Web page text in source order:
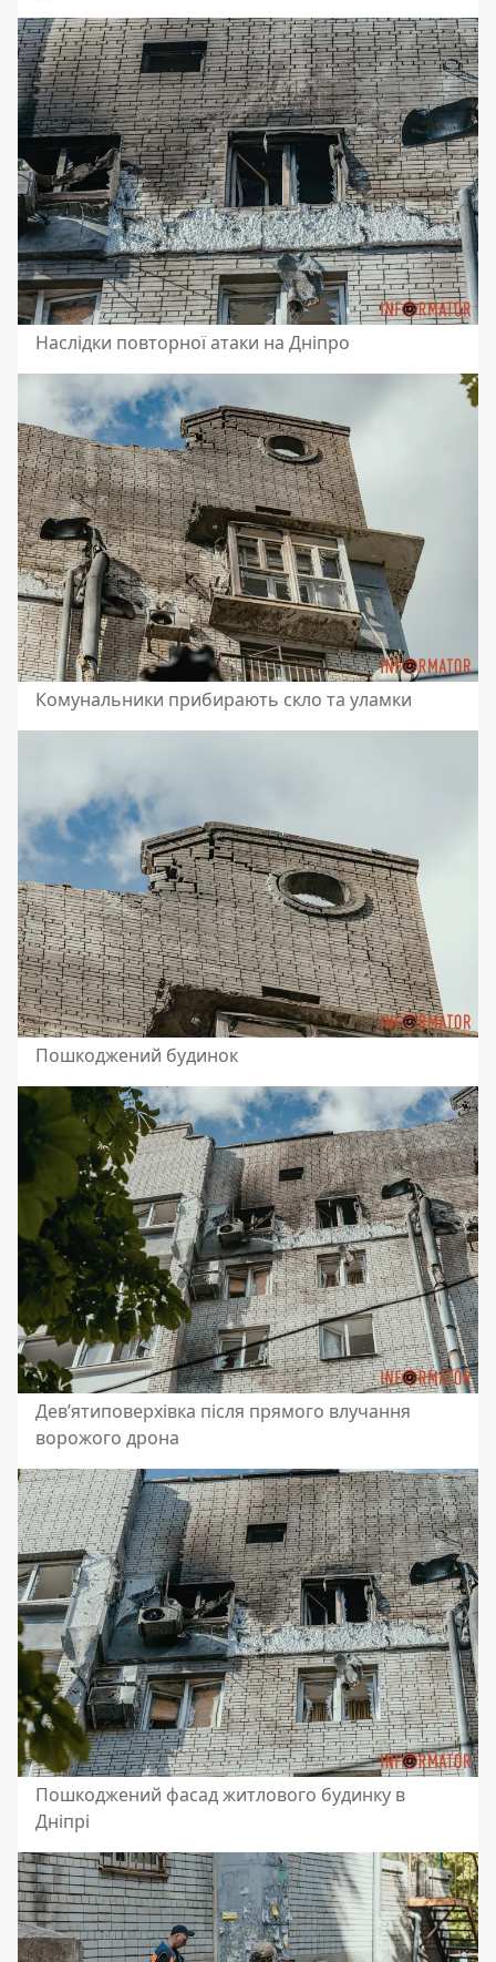
Наслідки повторної атаки на Дніпро
Комунальники прибирають скло та уламки
Пошкоджений будинок
Дев’ятиповерхівка після прямого влучання
ворожого дрона
Пошкоджений фасад житлового будинку в
Дніпрі